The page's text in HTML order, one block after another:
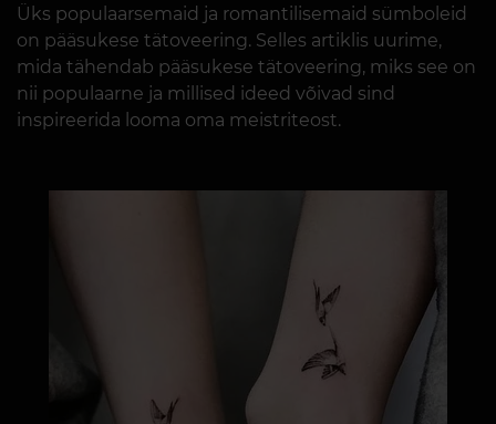
Üks populaarsemaid ja romantilisemaid sümboleid
on pääsukese tätoveering. Selles artiklis uurime,
mida tähendab pääsukese tätoveering, miks see on
nii populaarne ja millised ideed võivad sind
inspireerida looma oma meistriteost.